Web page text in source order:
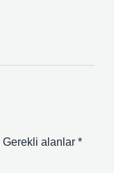
Gerekli alanlar *